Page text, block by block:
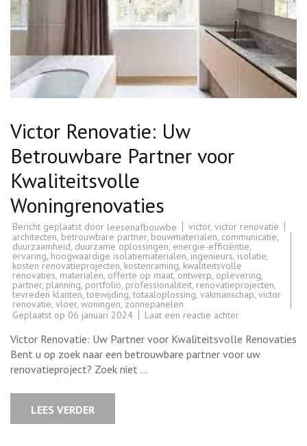
Victor Renovatie: Uw
Betrouwbare Partner voor
Kwaliteitsvolle
Woningrenovaties
Bericht geplaatst door leesenafbouwbe victor, victor renovatie
architecten, betrouwbare partner, bouwmaterialen, communicatie,
duurzaamheid, duurzame oplossingen, energie-efficiëntie,
ervaring, hoogwaardige isolatiematerialen, ingenieurs, isolatie,
kosten renovatieprojecten, kostenraming, kwaliteitsvolle
renovaties, materialen, offerte op maat,ontwerp, oplevering,
partner, planning, portfolio, professionaliteit, renovatieprojecten,
tevreden klanten,toewijding,totaaloplossing, vakmanschap, victor
renovatie, vloer, woningen,zonnepanelen
Geplaatst op 06 januari 2024 Laat een reactie achterop
Renovatie:
Uw
Betrouwbare
Partner
Victor Renovatie: Uw Partner voor Kwaliteitsvolle Renovaties
Bent u op zoek naar een betrouwbare partner voor uw
renovatieproject? Zoek niet …
LEES VERDER